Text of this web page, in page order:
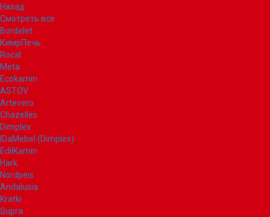
Назад
Смотреть все
Bordelet
КимрПечь
Rocal
Meta
Ecokamin
ASTOV
Artevero
Chazelles
Dimplex
IDaMebel (Dimplex)
EdilKamin
Hark
Nordpeis
Andalusia
Kratki
Supra